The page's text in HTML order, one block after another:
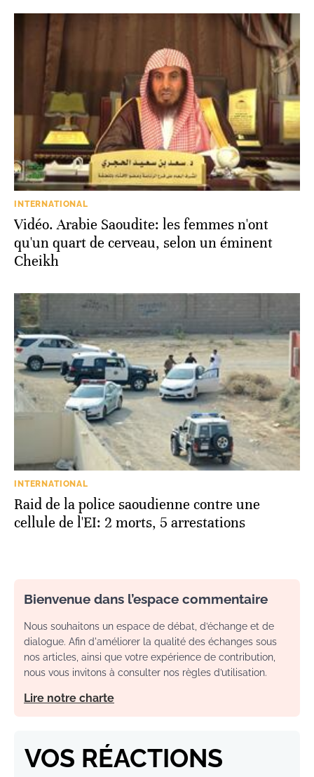
INTERNATIONAL
Vidéo. Arabie Saoudite: les femmes n'ont
qu'un quart de cerveau, selon un éminent
Cheikh
INTERNATIONAL
Raid de la police saoudienne contre une
cellule de l'EI: 2 morts, 5 arrestations
Bienvenue dans l’espace commentaire
Nous souhaitons un espace de débat, d’échange et de
dialogue. Afin d'améliorer la qualité des échanges sous
nos articles, ainsi que votre expérience de contribution,
nous vous invitons à consulter nos règles d’utilisation.
Lire notre charte
VOS RÉACTIONS